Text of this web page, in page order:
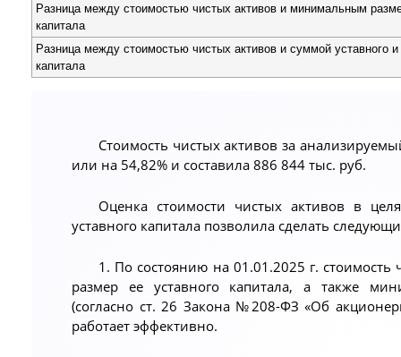
Разница между стоимостью чистых активов и минимальным
капитала
Разница между стоимостью чистых активов и суммой уставного и
капитала
Стоимость чистых активов за
или на 54,82% и составила 886 844 тыс. руб.
Оценка стоимости чистых активов в
уставного капитала позволила сделать
1. По состоянию на 01.01.2025 г.
размер ее уставного капитала, а также
(согласно ст. 26 Закона №208-ФЗ «Об
работает эффективно.